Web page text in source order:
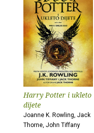
Harry Potter i ukleto
dijete
Joanne K. Rowling, Jack
Thorne, John Tiffany